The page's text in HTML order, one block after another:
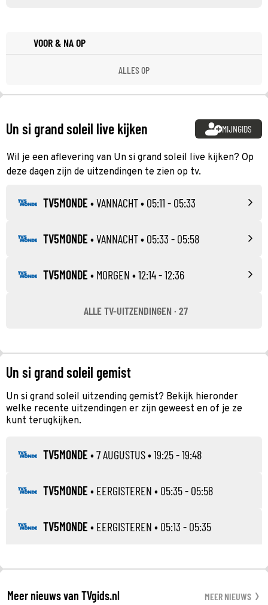
VOOR & NA OP
ALLES OP
Un si grand soleil live kijken MIJNGIDS
Wil je een aflevering van Un si grand soleil live kijken? Op
deze dagen zijn de uitzendingen te zien op tv.
TV5MONDE •VANNACHT• 05:11 - 05:33
TV5MONDE •VANNACHT• 05:33 - 05:58
TV5MONDE • MORGEN • 12:14 - 12:36
ALLE TV-UITZENDINGEN · 27
Un si grand soleil gemist
Un si grand soleil uitzending gemist? Bekijk hieronder
welke recente uitzendingen er zijn geweest en of je ze
kunt terugkijken.
TV5MONDE •7 AUGUSTUS• 19:25 - 19:48
TV5MONDE • EERGISTEREN • 05:35 - 05:58
TV5MONDE • EERGISTEREN • 05:13 - 05:35
Meer nieuws van TVgids.nl MEER NIEUWS